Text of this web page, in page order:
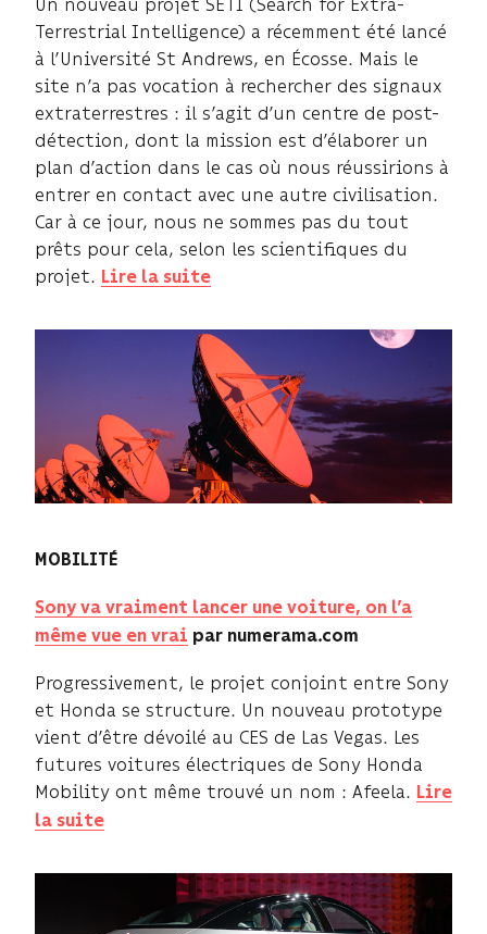
Un nouveau projet SETI (Search for Extra-
Terrestrial Intelligence) a récemment été lancé
à l’Université St Andrews, en Écosse. Mais le
site n’a pas vocation à rechercher des signaux
extraterrestres : il s’agit d’un centre de post-
détection, dont la mission est d’élaborer un
plan d’action dans le cas où nous réussirions à
entrer en contact avec une autre civilisation.
Car à ce jour, nous ne sommes pas du tout
prêts pour cela, selon les scientifiques du
projet. Lire la suite
MOBILITÉ
Sony va vraiment lancer une voiture, on l’a
même vue en vrai par numerama.com
Progressivement, le projet conjoint entre Sony
et Honda se structure. Un nouveau prototype
vient d’être dévoilé au CES de Las Vegas. Les
futures voitures électriques de Sony Honda
Mobility ont même trouvé un nom : Afeela. Lire
la suite